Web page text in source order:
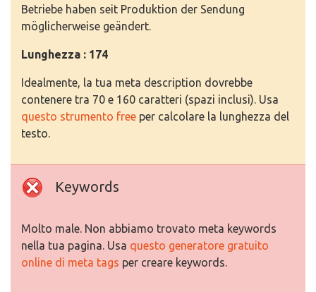
Betriebe haben seit Produktion der Sendung
möglicherweise geändert.
Lunghezza : 174
Idealmente, la tua meta description dovrebbe
contenere tra 70 e 160 caratteri (spazi inclusi). Usa
questo strumento free per calcolare la lunghezza del
testo.
Keywords
Molto male. Non abbiamo trovato meta keywords
nella tua pagina. Usa questo generatore gratuito
online di meta tags per creare keywords.